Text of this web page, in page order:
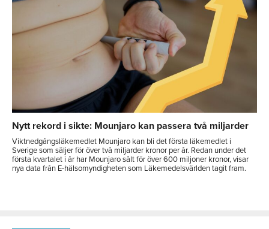
Nytt rekord i sikte: Mounjaro kan passera två miljarder
Viktnedgångsläkemedlet Mounjaro kan bli det första läkemedlet i
Sverige som säljer för över två miljarder kronor per år. Redan under det
första kvartalet i år har Mounjaro sålt för över 600 miljoner kronor, visar
nya data från E-hälsomyndigheten som Läkemedelsvärlden tagit fram.